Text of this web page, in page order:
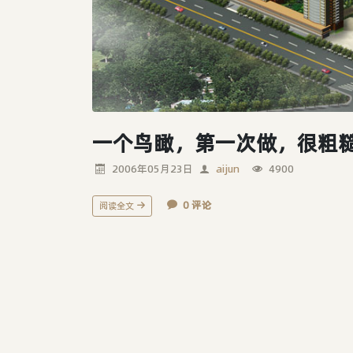
一个鸟瞰，第一次做，很粗
2006年05月23日 aijun 4900
阅读全文 0 评论